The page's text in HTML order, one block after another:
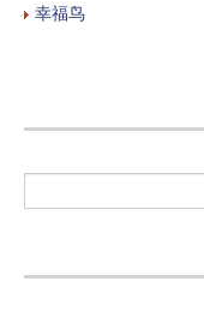
幸福鸟